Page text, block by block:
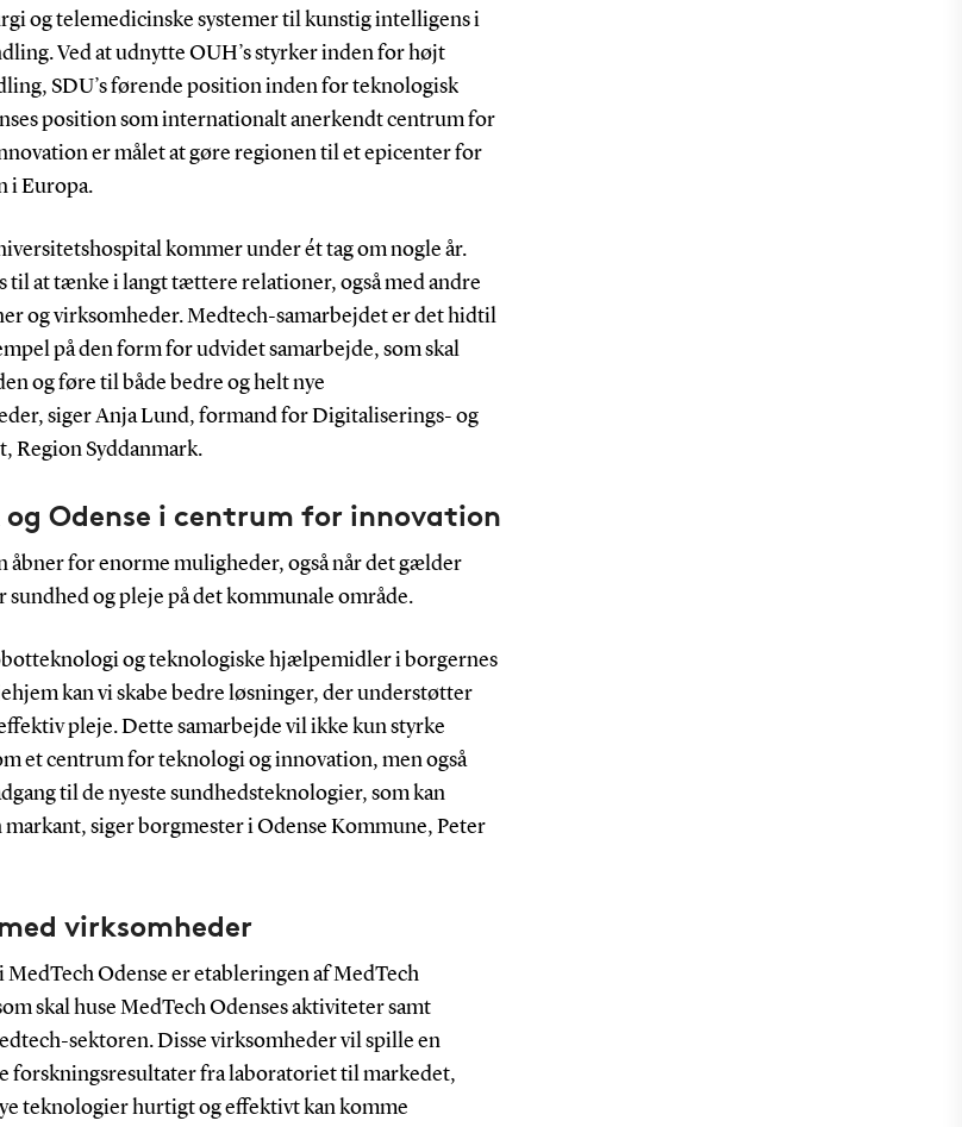
og telemedicinske systemer til kunstig intelligens i
Ved at udnytte OUH’s styrker inden for højt
SDU’s førende position inden for teknologisk
position som internationalt anerkendt centrum for
er målet at gøre regionen til et epicenter for
i Europa.
kommer under ét tag om nogle år.
til at tænke i langt tættere relationer, også med andre
og virksomheder. Medtech-samarbejdet er det hidtil
på den form for udvidet samarbejde, som skal
og føre til både bedre og helt nye
siger Anja Lund, formand for Digitaliserings- og
Region Syddanmark.
Odense i centrum for innovation
åbner for enorme muligheder, også når det gælder
og pleje på det kommunale område.
og teknologiske hjælpemidler i borgernes
kan vi skabe bedre løsninger, der understøtter
pleje. Dette samarbejde vil ikke kun styrke
et centrum for teknologi og innovation, men også
til de nyeste sundhedsteknologier, som kan
siger borgmester i Odense Kommune, Peter
virksomheder
Odense er etableringen af MedTech
skal huse MedTech Odenses aktiviteter samt
sektoren. Disse virksomheder vil spille en
forskningsresultater fra laboratoriet til markedet,
teknologier hurtigt og effektivt kan komme